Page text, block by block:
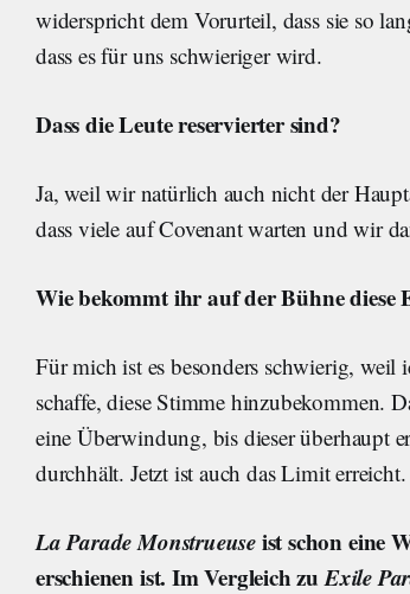
widerspricht dem Vorurteil, dass sie so
dass es für uns schwieriger wird.
Dass die Leute reservierter sind?
Ja, weil wir natürlich auch nicht der
dass viele auf Covenant warten und wir
Wie bekommt ihr auf der Bühne diese
Für mich ist es besonders schwierig,
schaffe, diese Stimme hinzubekommen.
eine Überwindung, bis dieser überhaupt
durchhält. Jetzt ist auch das Limit erreicht.
La Parade Monstrueuseist schon eine
erschienen ist. Im Vergleich zuExile